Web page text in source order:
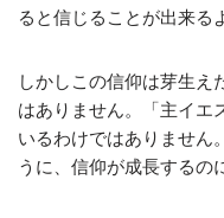
ると信じることが出来る
しかしこの信仰は芽生え
はありません。「主イエ
いるわけではありません
うに、信仰が成長するの